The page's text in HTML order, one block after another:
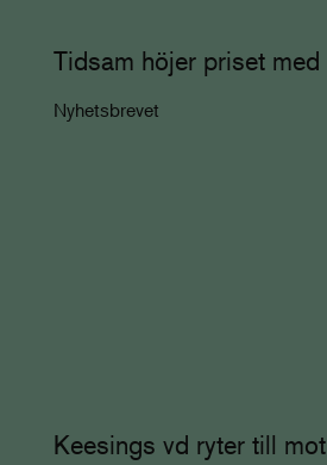
Tidsam höjer priset
Nyhetsbrevet
Keesings vd ryter till